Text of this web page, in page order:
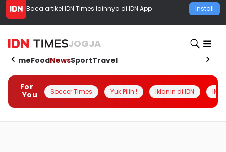
Baca artikel IDN Times lainnya di IDN App Install
JOGJA
HomeFoodNewsSportTravel
For
You
Soccer Times Yuk Pilih ! Iklanin di IDN